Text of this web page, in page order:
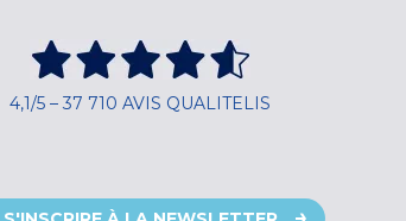
4,1/5 – 37 710 AVIS QUALITELIS